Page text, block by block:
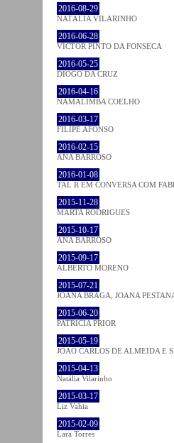
2016-08-29
NATÁLIA VILARINHO
2016-06-28
VICTOR PINTO DA FONSECA
2016-05-25
DIOGO DA CRUZ
2016-04-16
NAMALIMBA COELHO
2016-03-17
FILIPE AFONSO
2016-02-15
ANA BARROSO
2016-01-08
TAL R EM CONVERSA COM
2015-11-28
MARTA RODRIGUES
2015-10-17
ANA BARROSO
2015-09-17
ALBERTO MORENO
2015-07-21
JOANA BRAGA, JOANA
2015-06-20
PATRÍCIA PRIOR
2015-05-19
JOÃO CARLOS DE ALMEIDA E
2015-04-13
Natália Vilarinho
2015-03-17
Liz Vahia
2015-02-09
Lara Torres